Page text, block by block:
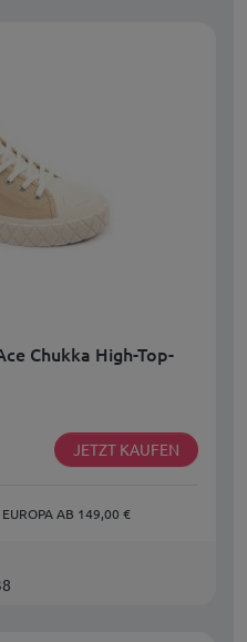
Chukka High-Top-
JETZT KAUFEN
EUROPA AB 149,00 €